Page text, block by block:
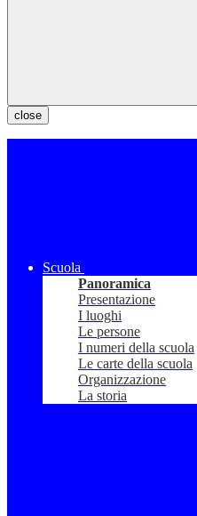
close
Scuola
Panoramica
Presentazione
I luoghi
Le persone
I numeri della scuola
Le carte della scuola
Organizzazione
La storia